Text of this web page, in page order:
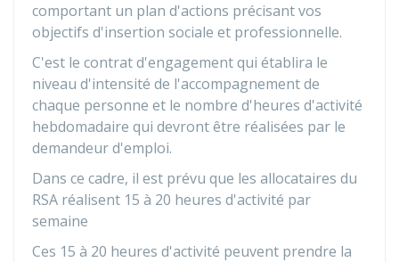
comportant un plan d'actions précisant vos
objectifs d'insertion sociale et professionnelle.
C'est le contrat d'engagement qui établira le
niveau d'intensité de l'accompagnement de
chaque personne et le nombre d'heures d'activité
hebdomadaire qui devront être réalisées par le
demandeur d'emploi.
Dans ce cadre, il est prévu que les allocataires du
RSA réalisent 15 à 20 heures d'activité par
semaine
Ces 15 à 20 heures d'activité peuvent prendre la